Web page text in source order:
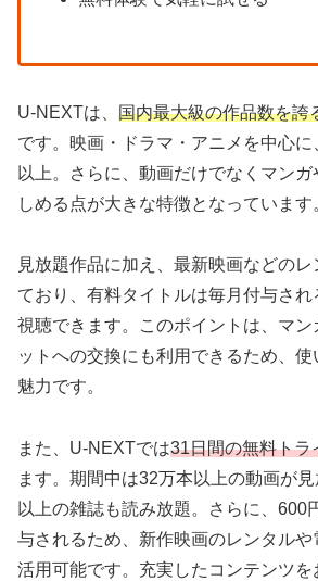
U-NEXTは、 国内最大級の作品数を誇
です。映画・ドラマ・アニメを中心
以上。さらに、動画だけでなくマン
しめる点が大きな特徴となっています
見放題作品に加え、最新映画などの
ており、有料タイトルは毎月付与さ
視聴できます。このポイントは、マ
ットへの交換にも利用できるため、
魅力です。
また、U-NEXTでは31日間の無料トラ
ます。期間中は32万本以上の動画が
以上の雑誌も読み放題。さらに、600
与されるため、新作映画のレンタルや
活用可能です。充実したコンテンツを